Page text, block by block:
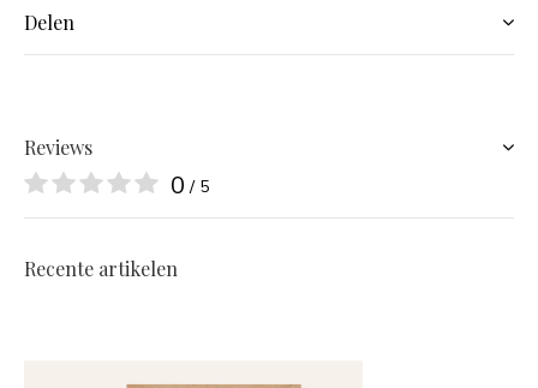
Delen
Reviews
0 / 5
Recente artikelen